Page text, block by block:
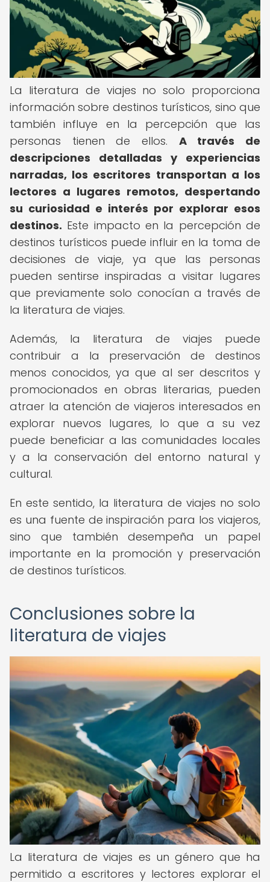
La literatura de viajes no solo proporciona
información sobre destinos turísticos, sino que
también influye en la percepción que las
personas tienen de ellos. A través de
descripciones detalladas y experiencias
narradas, los escritores transportan a los
lectores a lugares remotos, despertando
su curiosidad e interés por explorar esos
destinos. Este impacto en la percepción de
destinos turísticos puede influir en la toma de
decisiones de viaje, ya que las personas
pueden sentirse inspiradas a visitar lugares
que previamente solo conocían a través de
la literatura de viajes.
Además, la literatura de viajes puede
contribuir a la preservación de destinos
menos conocidos, ya que al ser descritos y
promocionados en obras literarias, pueden
atraer la atención de viajeros interesados en
explorar nuevos lugares, lo que a su vez
puede beneficiar a las comunidades locales
y a la conservación del entorno natural y
cultural.
En este sentido, la literatura de viajes no solo
es una fuente de inspiración para los viajeros,
sino que también desempeña un papel
importante en la promoción y preservación
de destinos turísticos.
Conclusiones sobre la
literatura de viajes
La literatura de viajes es un género que ha
permitido a escritores y lectores explorar el